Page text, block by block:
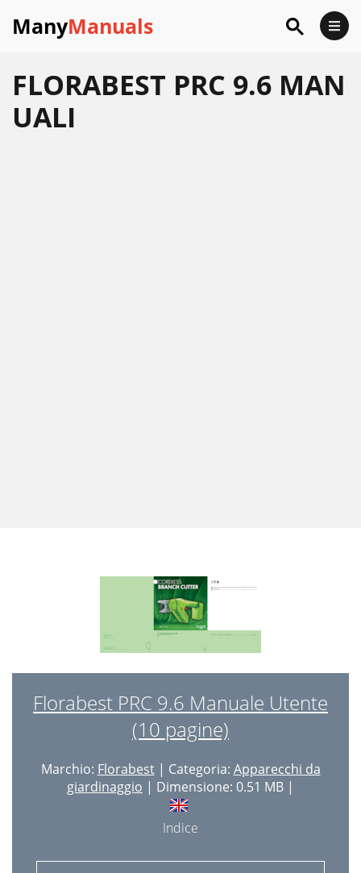
ManyManuals
FLORABEST PRC 9.6 MAN
UALI
Florabest PRC 9.6 Manuale Utente
(10 pagine)
Marchio: Florabest| Categoria: Apparecchi da
giardinaggio | Dimensione: 0.51 MB |
Indice